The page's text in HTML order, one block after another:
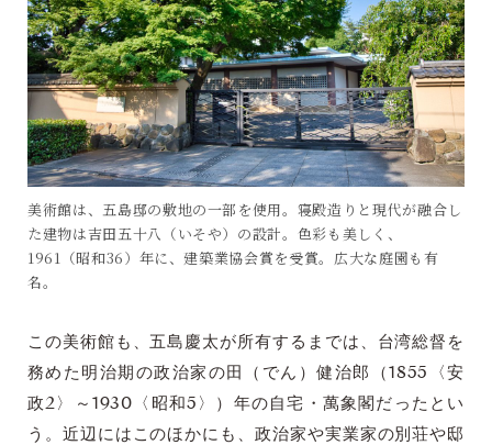
美術館は、五島邸の敷地の一部を使用。寝殿造りと現代が融合し
た建物は吉田五十八（いそや）の設計。色彩も美しく、
1961（昭和36）年に、建築業協会賞を受賞。広大な庭園も有
名。
この美術館も、五島慶太が所有するまでは、台湾総督を
務めた明治期の政治家の田（でん）健治郎（1855〈安
政2〉～1930〈昭和5〉）年の自宅・萬象閣だったとい
う。近辺にはこのほかにも、政治家や実業家の別荘や邸